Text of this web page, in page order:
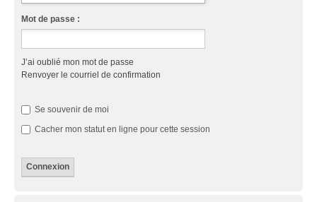
Mot de passe :
J’ai oublié mon mot de passe
Renvoyer le courriel de confirmation
Se souvenir de moi
Cacher mon statut en ligne pour cette session